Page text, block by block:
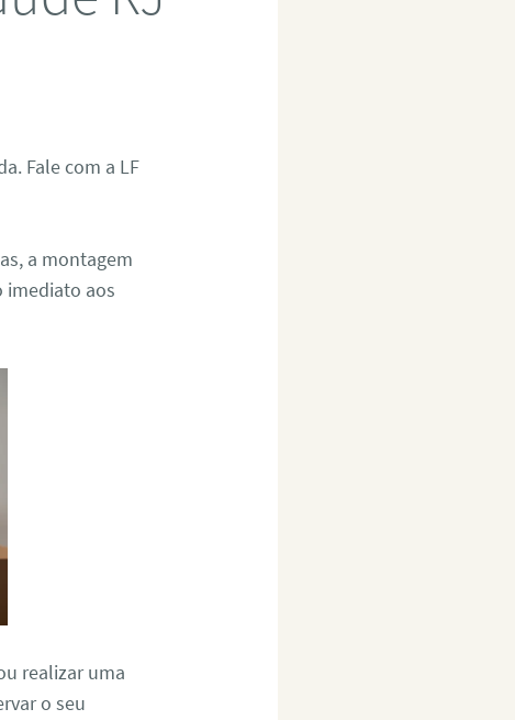
Fale com a LF
a montagem
imediato aos
realizar uma
o seu